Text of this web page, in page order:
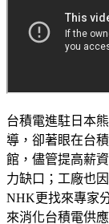
台積電進駐日本
導，卻著眼在台
館，儘管提高薪
力缺口；工廠也
NHK更找來專家
來消化台積電供